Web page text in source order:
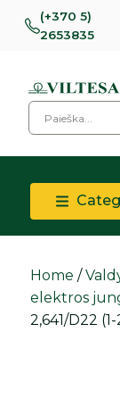
(+370 5)
2653835
Home /
elektros
2,641/D22